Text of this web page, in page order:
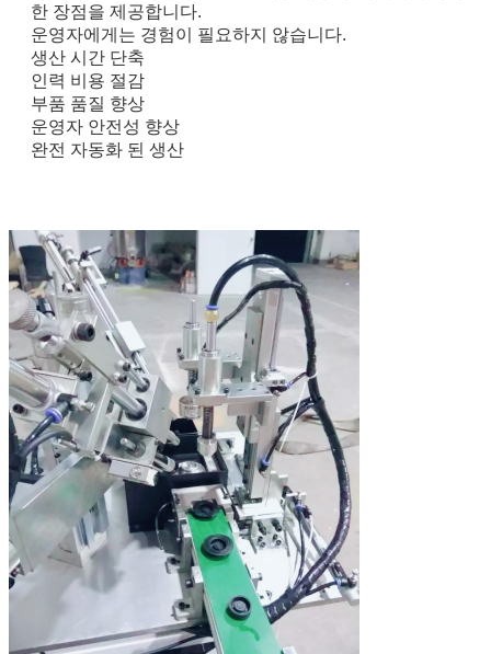
메시지를 남겨주세요
곧 다시 연락 드리겠습니다!
한 장점을 제공합니다.
운영자에게는 경험이 필요하지 않습니다.
생산 시간 단축
인력 비용 절감
부품 품질 향상
운영자 안전성 향상
완전 자동화 된 생산